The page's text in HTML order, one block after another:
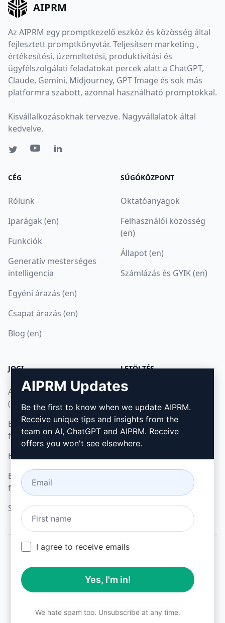
AIPRM
Az AIPRM egy promptkezelő eszköz és közösség által
fejlesztett promptkönyvtár. Teljesítsen marketing-,
értékesítési, üzemeltetési, produktivitási és
ügyfélszolgálati feladatokat percek alatt a ChatGPT,
Claude, Gemini, Midjourney, GPT Image és sok más
platformra szabott, azonnal használható promptokkal.
Kisvállalkozásoknak tervezve. Nagyvállalatok által
kedvelve.
CÉG
Rólunk
Iparágak (en)
Funkciók
Generatív mesterséges
intelligencia
Egyéni árazás (en)
Csapat árazás (en)
Blog (en)
SÚGÓKÖZPONT
Oktatóanyagok
Felhasználói közösség
(en)
Állapot (en)
Számlázás és GYIK (en)
JOGI
Adatvédelmi irányelvek
(en)
Elfogadható használati
feltételek (en)
Használati feltételek (en)
Böngésző bővítmény
feltételei (en)
Számlázási feltételek (en)
LETÖLTÉS
Hogyan telepítsük
Google Chrome
Microsoft Edge
All logos, trademarks, and registered trademarks are the
property of their respective owners.
AIPRM and other related brand names are registered
laws.
AIPRM Updates
Be the first to know when we update AIPRM.
Receive unique tips and insights from the
team on AI, ChatGPT and AIPRM. Receive
offers you won't see elsewhere.
I agree to receive emails
Yes, I'm in!
We hate spam too. Unsubscribe at any time.